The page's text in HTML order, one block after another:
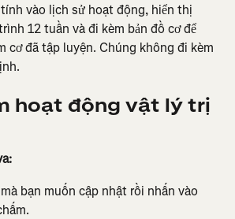
vào lịch sử hoạt động, hiển thị
12 tuần và đi kèm bản đồ cơ để
cơ đã tập luyện. Chúng không đi kèm
hoạt động vật lý trị
bạn muốn cập nhật rồi nhấn vào